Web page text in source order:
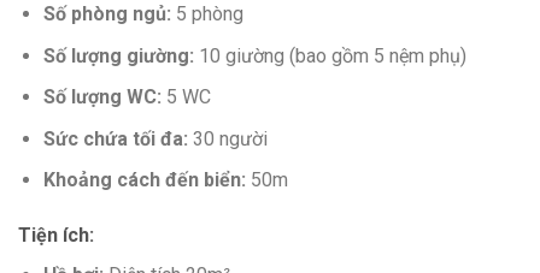
Số phòng ngủ: 5 phòng
Số lượng giường: 10 giường (bao gồm 5 nệm phụ)
Số lượng WC: 5 WC
Sức chứa tối đa: 30 người
Khoảng cách đến biển: 50m
Tiện ích: